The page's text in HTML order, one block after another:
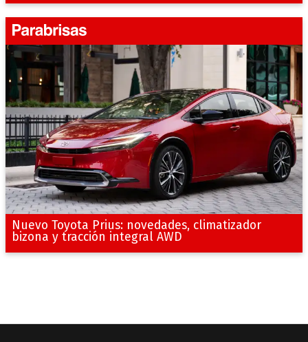
Nuevo Toyota Prius: novedades, climatizador
bizona y tracción integral AWD